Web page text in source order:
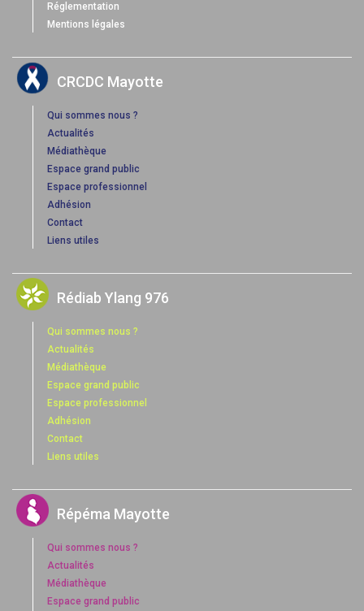
Réglementation
Mentions légales
CRCDC Mayotte
Qui sommes nous ?
Actualités
Médiathèque
Espace grand public
Espace professionnel
Adhésion
Contact
Liens utiles
Rédiab Ylang 976
Qui sommes nous ?
Actualités
Médiathèque
Espace grand public
Espace professionnel
Adhésion
Contact
Liens utiles
Répéma Mayotte
Qui sommes nous ?
Actualités
Médiathèque
Espace grand public